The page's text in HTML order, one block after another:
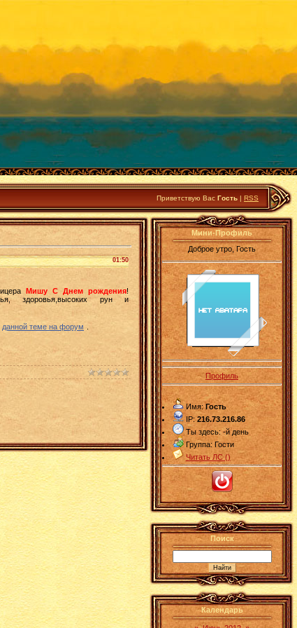
Приветствую Вас Гость | RSS
01:50
Мишу С Днем рождения!
здоровья,высоких рун и
данной теме на форум
Мини-Профиль
Доброе утро, Гость
Профиль
Имя:Гость
IP:216.73.216.86
Ты здесь:-й день
Группа: Гости
Читать ЛС ()
Поиск
Календарь